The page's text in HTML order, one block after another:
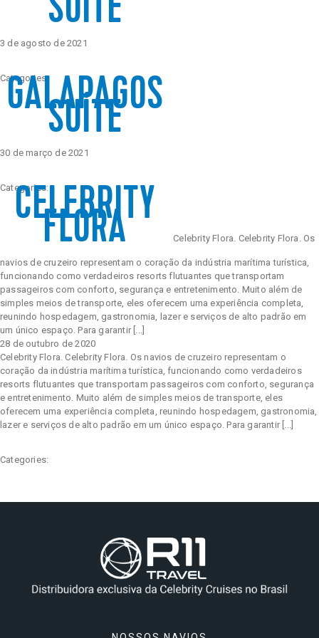
Boundless℠
Compass℠
Eclipse®
Edge®
Equinox®
Infinity®
Millennium®
Roamer℠
e Fitness
Retreat
Day at CocoCay
os Destinos
SUITE
3 de agosto de 2021
Categories:
GALAPAGOS
SUÍTE
30 de março de 2021
Categories:
CELEBRITY
FLORA Celebrity Flora. Celebrity Flora. Os
navios de cruzeiro representam o coração da indústria marítima turística,
funcionando como verdadeiros resorts flutuantes que transportam
passageiros com conforto, segurança e entretenimento. Muito além de
simples meios de transporte, eles oferecem uma experiência completa,
reunindo hospedagem, gastronomia, lazer e serviços de alto padrão em
um único espaço. Para garantir [...]
28 de outubro de 2020
Celebrity Flora. Celebrity Flora. Os navios de cruzeiro representam o
coração da indústria marítima turística, funcionando como verdadeiros
resorts flutuantes que transportam passageiros com conforto, segurança
e entretenimento. Muito além de simples meios de transporte, eles
oferecem uma experiência completa, reunindo hospedagem, gastronomia,
lazer e serviços de alto padrão em um único espaço. Para garantir [...]
Categories: